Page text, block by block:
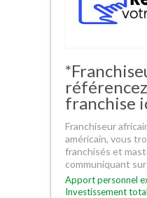
franchise
Franchiseur
américain, vous
franchisés et
communiquant
Apport personnel
Investissement